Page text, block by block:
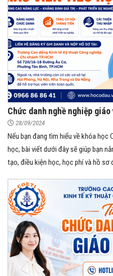
Chức danh nghề nghiệp
28/09/2024
Nếu bạn đang tìm hiểu về khóa học
học, bài viết dưới đây sẽ giúp bạn
tạo, điều kiện học, học phí và hồ sơ